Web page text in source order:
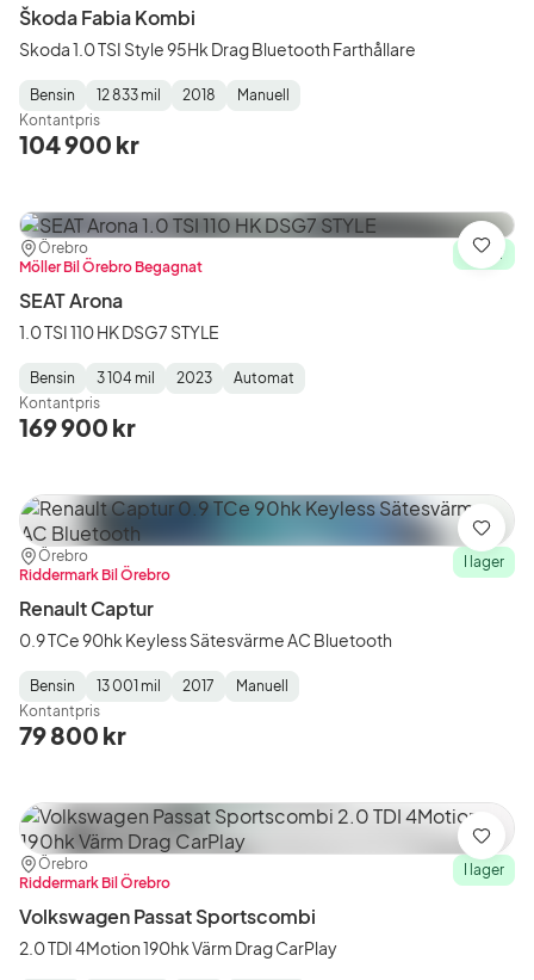
Škoda Fabia Kombi
Skoda 1.0 TSI Style 95Hk Drag Bluetooth Farthållare
Fuel
Type:
Bensin
Mätarställning:
12 833 mil
Model
Year:
2018
Gearbox
Type:
Manuell
Kontantpris
104 900 kr
Plats:
Örebro
Återförsäljare:
Möller Bil Örebro Begagnat
I lager
SEAT Arona
1.0 TSI 110 HK DSG7 STYLE
Fuel
Type:
Bensin
Mätarställning:
3 104 mil
Model
Year:
2023
Gearbox
Type:
Automat
Kontantpris
169 900 kr
Spara
Plats:
Örebro
Återförsäljare:
Riddermark Bil Örebro
I lager
Renault Captur
0.9 TCe 90hk Keyless Sätesvärme AC Bluetooth
Fuel
Type:
Bensin
Mätarställning:
13 001 mil
Model
Year:
2017
Gearbox
Type:
Manuell
Kontantpris
79 800 kr
Spara
Plats:
Örebro
Återförsäljare:
Riddermark Bil Örebro
I lager
Volkswagen Passat Sportscombi
2.0 TDI 4Motion 190hk Värm Drag CarPlay
Spara